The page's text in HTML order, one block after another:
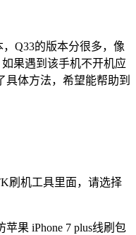
Q33的版本分很多，像
果遇到该手机不开机应
体方法，希望能帮助到
刷机工具里面，请选择
果 iPhone 7 plus线刷包